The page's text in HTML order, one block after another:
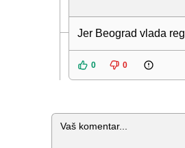
Jer Beograd vlada
0 0
Komentar